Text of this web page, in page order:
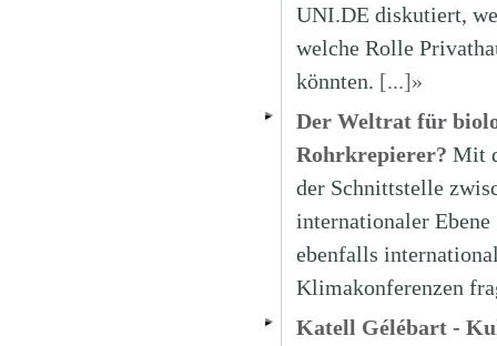
UNI.DE diskutiert,
welche Rolle
könnten. [...]»
Der Weltrat für
Rohrkrepierer? Mit
der Schnittstelle
internationaler
ebenfalls
Klimakonferenzen
Katell Gélébart -